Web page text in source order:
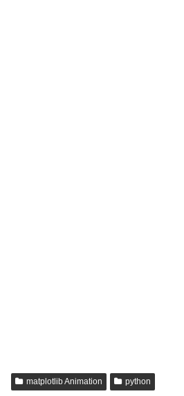
matplotlib Animation python